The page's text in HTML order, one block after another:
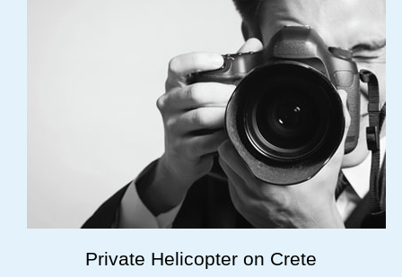
Private Helicopter on Crete